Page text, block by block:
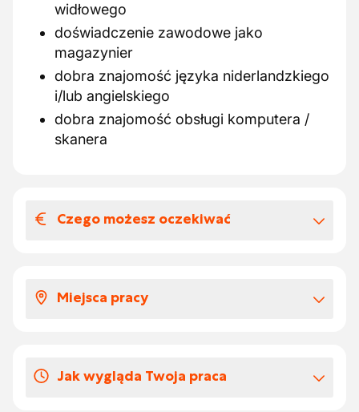
widłowego
doświadczenie zawodowe jako
magazynier
dobra znajomość języka niderlandzkiego
i/lub angielskiego
dobra znajomość obsługi komputera /
skanera
Czego możesz oczekiwać
Rynkowe wynagrodzenie
Miejsca pracy
Jak wygląda Twoja praca